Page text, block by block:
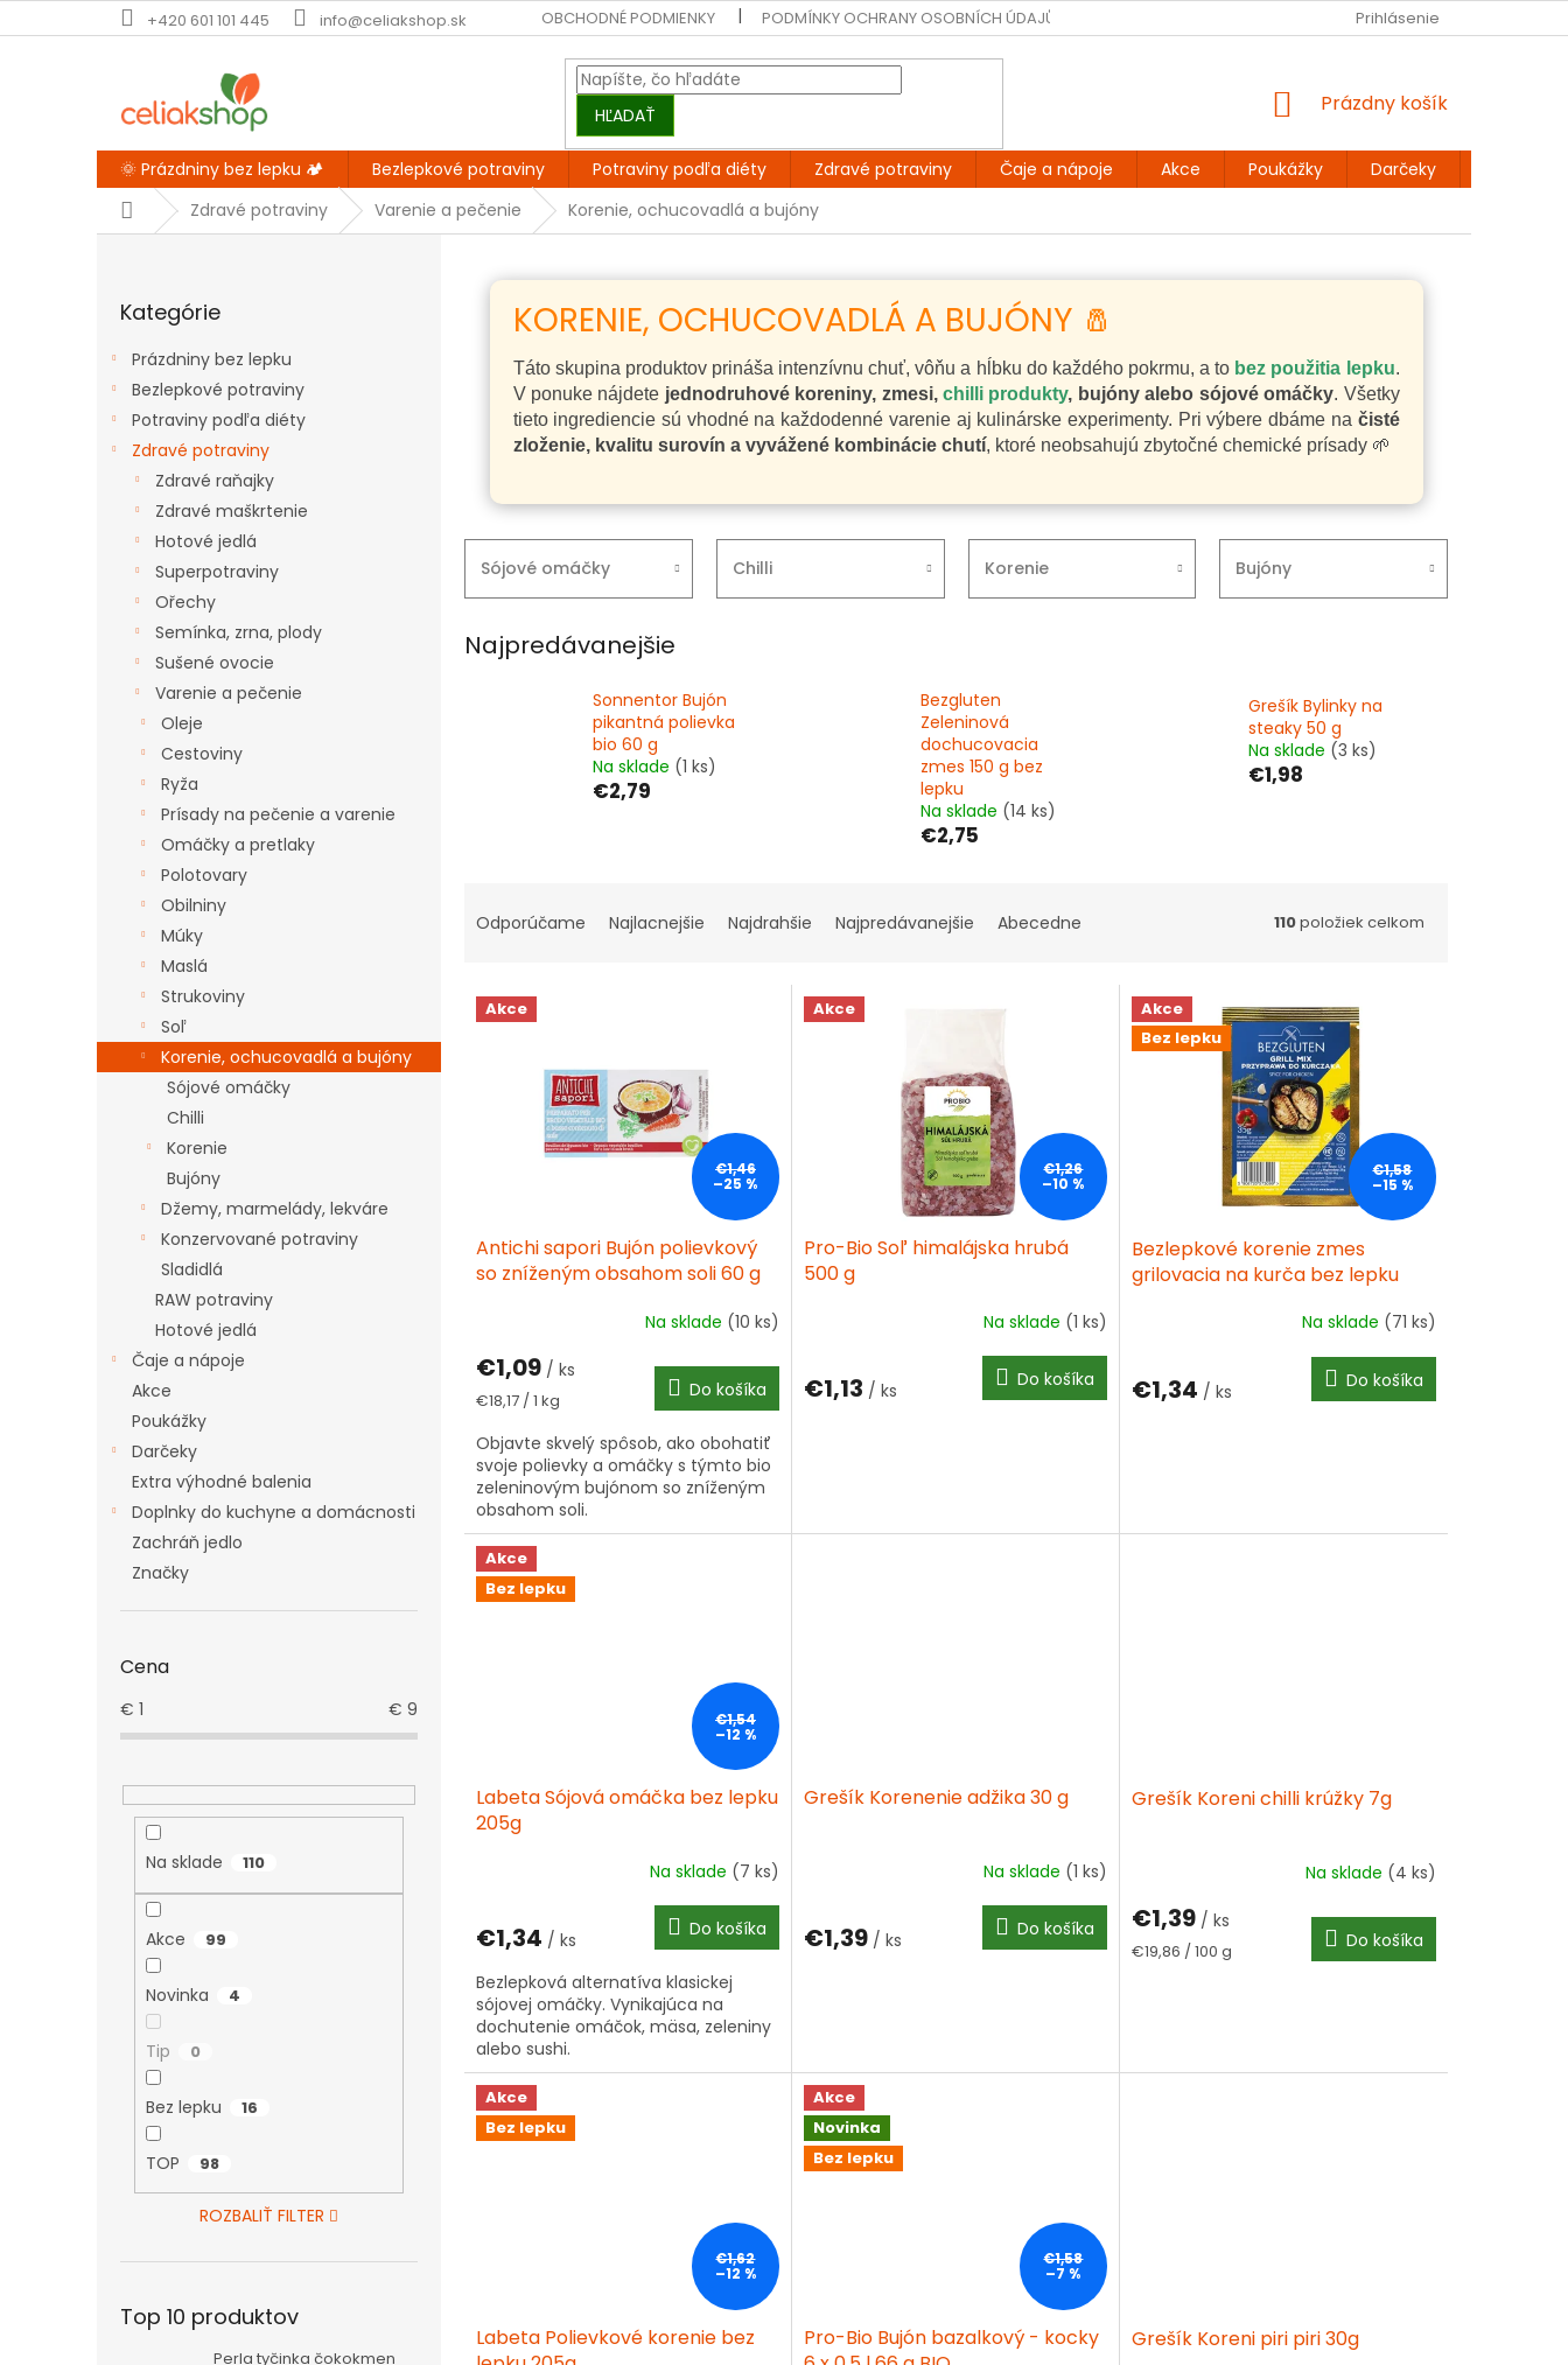
na
+420 601 101 445 info@celiakshop.sk OBCHODNÉ PODMIENKY PODMÍNKY OCHRANY OSOBNÍCH ÚDAJŮ KONTAKT DOPRAVA A PLATBA
Prihlásenie
HĽADAŤ
NÁKUPNÝ
Prázdny košík
🌞 Prázdniny bez lepku 🏕️ Bezlepkové potraviny Potraviny podľa diéty Zdravé potraviny Čaje a nápoje Akce Poukážky Darčeky
DomovZdravé potraviny Varenie a pečenie Korenie, ochucovadlá a bujóny
kategórie
Kategórie
Prázdniny bez lepku
Bezlepkové potraviny
Potraviny podľa diéty
Zdravé potraviny
Zdravé raňajky
Zdravé maškrtenie
Hotové jedlá
Superpotraviny
Ořechy
Semínka, zrna, plody
Sušené ovocie
Varenie a pečenie
Oleje
Cestoviny
Ryža
Prísady na pečenie a varenie
Omáčky a pretlaky
Polotovary
Obilniny
Múky
Maslá
Strukoviny
Soľ
Korenie, ochucovadlá a bujóny
Sójové omáčky
Chilli
Korenie
Bujóny
Džemy, marmelády, lekváre
Konzervované potraviny
Sladidlá
RAW potraviny
Hotové jedlá
Čaje a nápoje
Akce
Poukážky
Darčeky
Extra výhodné balenia
Doplnky do kuchyne a domácnosti
Zachráň jedlo
Značky
Cena
€ 1 € 9
Na sklade 110
Akce 99
Novinka 4
Tip 0
Bez lepku 16
TOP 98
ROZBALIŤ FILTER
Top 10 produktov
Perla tyčinka čokokmen
KORENIE, OCHUCOVADLÁ A BUJÓNY 🧂
Táto skupina produktov prináša intenzívnu chuť, vôňu a hĺbku do každého pokrmu, a to bez použitia lepku.
V ponuke nájdete jednodruhové koreniny, zmesi, chilli produkty, bujóny alebo sójové omáčky. Všetky
tieto ingrediencie sú vhodné na každodenné varenie aj kulinárske experimenty. Pri výbere dbáme na čisté
zloženie, kvalitu surovín a vyvážené kombinácie chutí, ktoré neobsahujú zbytočné chemické prísady 🌱
Sójové omáčky Chilli Korenie Bujóny
Najpredávanejšie
Sonnentor Bujón
pikantná polievka
bio 60 g
Na sklade (1 ks)
€2,79
Bezgluten
Zeleninová
dochucovacia
zmes 150 g bez
lepku
Na sklade (14 ks)
€2,75
Grešík Bylinky na
steaky 50 g
Na sklade (3 ks)
€1,98
a
n
o
Odporúčame Najlacnejšie Najdrahšie Najpredávanejšie Abecedne 110položiek celkom
V Akce
€1,46
–25 %
Antichi sapori Bujón polievkový
so zníženým obsahom soli 60 g
Na sklade (10 ks)
€1,09 / ks
Jednotková
€18,17 / 1 kg Do košíka
Objavte skvelý spôsob, ako obohatiť
svoje polievky a omáčky s týmto bio
zeleninovým bujónom so zníženým
obsahom soli.
Akce
€1,26
–10 %
Pro-Bio Soľ himalájska hrubá
500 g
Na sklade (1 ks)
€1,13 / ks Do košíka
Akce
Bez lepku
€1,58
–15 %
Bezlepkové korenie zmes
grilovacia na kurča bez lepku
Na sklade (71 ks)
€1,34 / ks Do košíka
Akce
Bez lepku
€1,54
–12 %
Labeta Sójová omáčka bez lepku
205g
Na sklade (7 ks)
€1,34 / ks Do košíka
Bezlepková alternatíva klasickej
sójovej omáčky. Vynikajúca na
dochutenie omáčok, mäsa, zeleniny
alebo sushi.
Grešík Korenenie adžika 30 g
Na sklade (1 ks)
€1,39 / ks Do košíka
Grešík Koreni chilli krúžky 7g
Na sklade (4 ks)
€1,39 / ks
Jednotková
€19,86 / 100 g Do košíka
Akce
Bez lepku
€1,62
–12 %
Labeta Polievkové korenie bez
Akce
Novinka
Bez lepku
€1,58
–7 %
Pro-Bio Bujón bazalkový - kocky
Grešík Koreni piri piri 30g